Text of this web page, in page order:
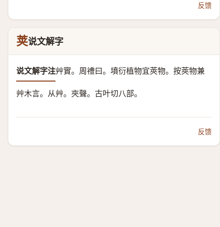
反馈
荚说文解字
说文解字注艸實。 周禮曰。墳衍植物宜莢物。按莢物兼
艸木言。 从艸。夾聲。 古叶切八部。
反馈